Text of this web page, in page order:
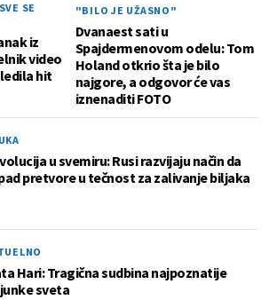
SE
iz
video
hit
"BILO JE UŽASNO"
Dvanaest sati u
Spajdermenovom odelu: Tom
Holand otkrio šta je bilo
najgore, a odgovor će vas
iznenaditi FOTO
u svemiru: Rusi razvijaju način da
pretvore u tečnost za zalivanje biljaka
Hari: Tragična sudbina najpoznatije
sveta